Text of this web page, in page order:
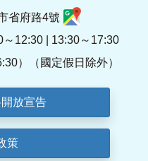
省府路4號
12:30 | 13:30～17:30
）（國定假日除外）
放宣告
策